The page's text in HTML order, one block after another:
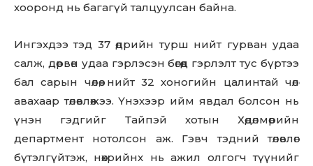
хооронд нь багагүй талцуулсан байна.
Ингэхдээ тэд 37 өдрийн турш нийт гурван удаа
салж, дөрвөн удаа гэрлэсэн бөгөөд гэрлэлт тус бүртээ
бал сарын чөлөө, нийт 32 хоногийн цалинтай чөлөө
авахаар төлөвлөжээ. Үнэхээр ийм явдал болсон нь
үнэн гэдгийг Тайпэй хотын Хөдөлмөрийн
департмент нотолсон аж. Гэвч тэдний төлөвлөгөө
бүтэлгүйтэж, нөхрийнх нь ажил олгогч түүнийг